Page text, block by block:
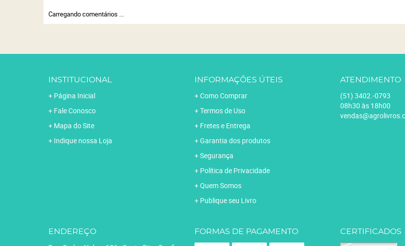
Carregando comentários ...
INSTITUCIONAL
Página Inicial
Fale Conosco
Mapa do Site
Indique nossa Loja
INFORMAÇÕES ÚTEIS
Como Comprar
Termos de Uso
Fretes e Entrega
Garantia dos produtos
Segurança
Política de Privacidade
Quem Somos
Publique seu Livro
ATENDIMENTO
(51) 3402.-0793
08h30 às 18h00
ENDEREÇO FORMAS DE PAGAMENTO CERTIFICADOS